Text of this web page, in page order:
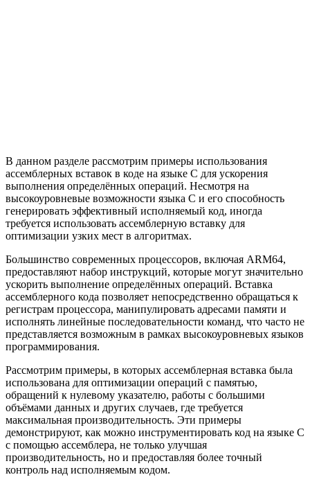
В данном разделе рассмотрим примеры использования
ассемблерных вставок в коде на языке C для ускорения
выполнения определённых операций. Несмотря на
высокоуровневые возможности языка C и его способность
генерировать эффективный исполняемый код, иногда
требуется использовать ассемблерную вставку для
оптимизации узких мест в алгоритмах.
Большинство современных процессоров, включая ARM64,
предоставляют набор инструкций, которые могут значительно
ускорить выполнение определённых операций. Вставка
ассемблерного кода позволяет непосредственно обращаться к
регистрам процессора, манипулировать адресами памяти и
исполнять линейные последовательности команд, что часто не
представляется возможным в рамках высокоуровневых языков
программирования.
Рассмотрим примеры, в которых ассемблерная вставка была
использована для оптимизации операций с памятью,
обращений к нулевому указателю, работы с большими
объёмами данных и других случаев, где требуется
максимальная производительность. Эти примеры
демонстрируют, как можно инструментировать код на языке C
с помощью ассемблера, не только улучшая
производительность, но и предоставляя более точный
контроль над исполняемым кодом.